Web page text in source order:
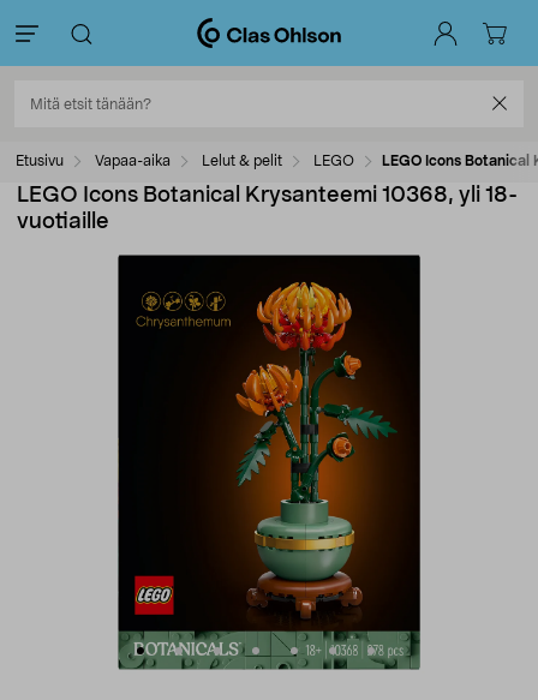
Etusivu Vapaa-aika Lelut & pelit LEGO LEGO Icons
LEGO Icons Botanical Krysanteemi 10368, yli 18-
vuotiaille